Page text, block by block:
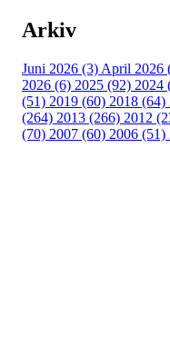
Arkiv
Juni 2026 (3) April 2026
2026 (6) 2025 (92) 2024
(51) 2019 (60) 2018 (64)
(264) 2013 (266) 2012
(70) 2007 (60) 2006 (51)